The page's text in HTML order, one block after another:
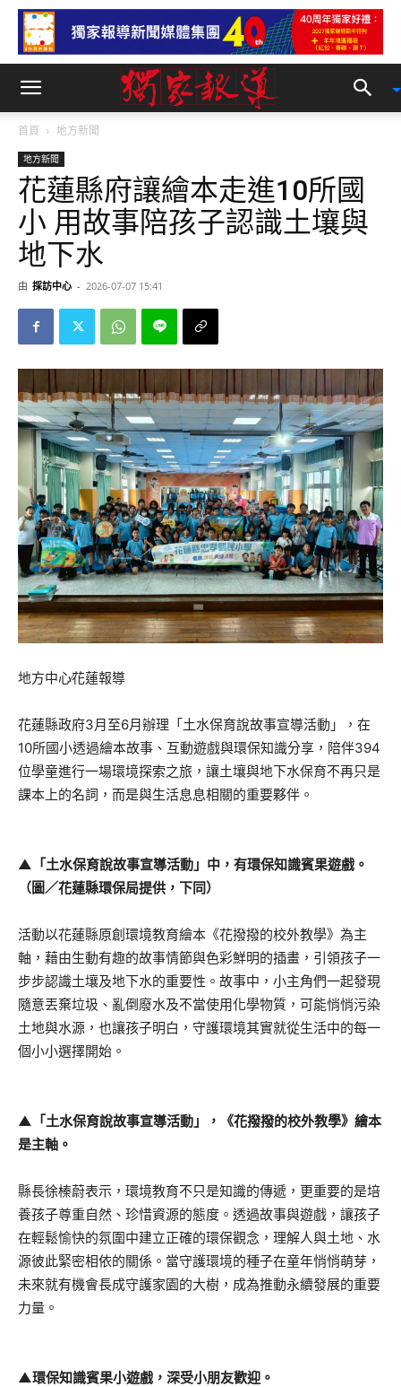
首頁 地方新聞
地方新聞
花蓮縣府讓繪本走進10所國
小 用故事陪孩子認識土壤與
地下水
由 採訪中心 - 2026-07-07 15:41
地方中心∕花蓮報導
花蓮縣政府3月至6月辦理「土水保育說故事宣導活動」，在
10所國小透過繪本故事、互動遊戲與環保知識分享，陪伴394
位學童進行一場環境探索之旅，讓土壤與地下水保育不再只是
課本上的名詞，而是與生活息息相關的重要夥伴。
▲「土水保育說故事宣導活動」中，有環保知識賓果遊戲。
（圖／花蓮縣環保局提供，下同）
活動以花蓮縣原創環境教育繪本《花撥撥的校外教學》為主
軸，藉由生動有趣的故事情節與色彩鮮明的插畫，引領孩子一
步步認識土壤及地下水的重要性。故事中，小主角們一起發現
隨意丟棄垃圾、亂倒廢水及不當使用化學物質，可能悄悄污染
土地與水源，也讓孩子明白，守護環境其實就從生活中的每一
個小小選擇開始。
▲「土水保育說故事宣導活動」，《花撥撥的校外教學》繪本
是主軸。
縣長徐榛蔚表示，環境教育不只是知識的傳遞，更重要的是培
養孩子尊重自然、珍惜資源的態度。透過故事與遊戲，讓孩子
在輕鬆愉快的氛圍中建立正確的環保觀念，理解人與土地、水
源彼此緊密相依的關係。當守護環境的種子在童年悄悄萌芽，
未來就有機會長成守護家園的大樹，成為推動永續發展的重要
力量。
▲環保知識賓果小遊戲，深受小朋友歡迎。